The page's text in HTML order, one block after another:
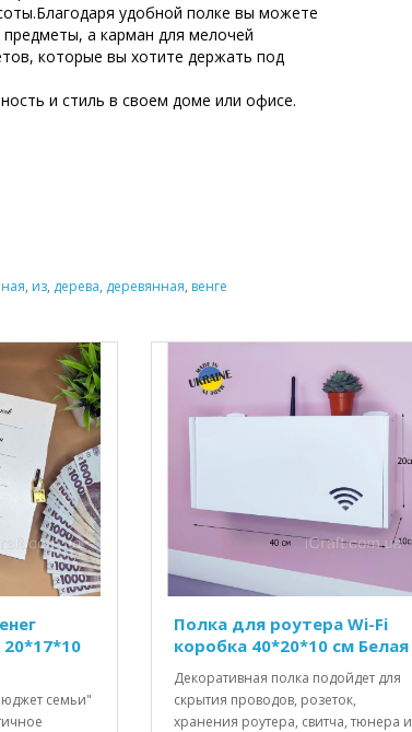
удобной полке вы можете
а карман для мелочей
которые вы хотите держать под
и стиль в своем доме или офисе.
, из, дерева, деревянная, венге
семьи"
Полка для роутера Wi-Fi
коробка 40*20*10 см Белая
Декоративная полка подойдет для
скрытия проводов, розеток,
хранения роутера, свитча, тюнера и